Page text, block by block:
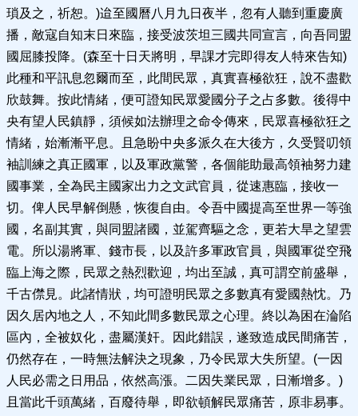
瑣及之，祈恕。)迨至國曆八月九日夜半，忽有人聽到重慶廣
播，敵寇自知末日來臨，接受波茨坦三國共同宣言，向吾同盟
國屈膝投降。(森至十日天將明，早課才完即得友人特來告知)
此種和平訊息忽爾而至，此間民眾，真實喜極欲狂，說不盡歡
欣鼓舞。按此情緒，便可證知民眾愛國分子之占多數。後得中
央有望人民鎮靜，須候如法辦理之命令傳來，民眾喜極欲狂之
情緒，始漸漸平息。且急盼中央多派久在大後方，久受賢叨領
袖訓練之真正國軍，以及軍政黨警，各個能助最高領袖努力建
國事業，全為民主國家出力之文武官員，從速惠臨，接收一
切。俾人民早解倒懸，恢復自由。令吾中國提高至世界一等強
國，名副其實，與同盟諸國，並駕齊驅之念，更若大旱之望雲
電。所以湯將軍、錢市長，以及許多軍政官員，與國軍從空飛
臨上海之際，民眾之熱烈歡迎，均出至誠，真可謂空前盛舉，
千古僸見。此諸情狀，均可證明民眾之多數真有愛國熱忱。乃
因久居內地之人，不知此間多數民眾之心理。終以為困在淪陷
區內，全被奴化，盡屬漢奸。因此錯誤，遂致造成民間痛苦，
仍然存在，一時無法解決之現象，乃令民眾大失所望。(一因
人民必需之日用品，依然高漲。二因失業民眾，日漸增多。)
且當此千頭萬緒，百廢待舉，即欲頓解民眾痛苦，原非易事。